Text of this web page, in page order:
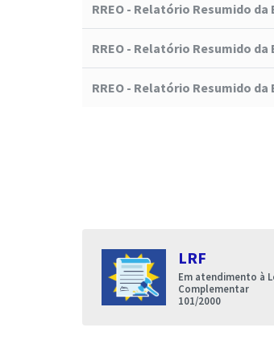
RREO - Relatório Resumido
RREO - Relatório Resumido
RREO - Relatório Resumido
LRF
Em atendimento à
Complementar
101/2000